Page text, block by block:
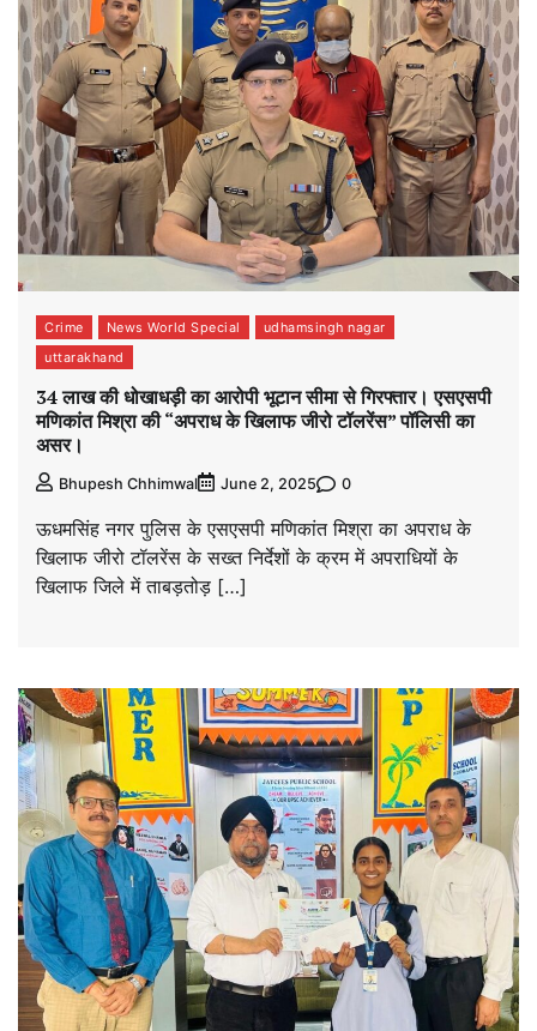
Crime News World Special
udhamsingh nagar
uttarakhand
34 लाख की धोखाधड़ी का आरोपी भूटान सीमा से गिरफ्तार। एसएसपी
मणिकांत मिश्रा की “अपराध के खिलाफ जीरो टॉलरेंस” पॉलिसी का
असर।
Bhupesh Chhimwal June 2, 2025 0
ऊधमसिंह नगर पुलिस के एसएसपी मणिकांत मिश्रा का अपराध के
खिलाफ जीरो टॉलरेंस के सख्त निर्देशों के क्रम में अपराधियों के
खिलाफ जिले में ताबड़तोड़ […]